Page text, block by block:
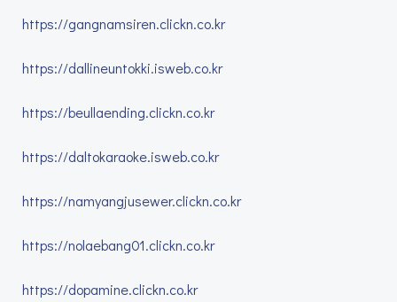
https://gangnamsiren.clickn.co.kr
https://dallineuntokki.isweb.co.kr
https://beullaending.clickn.co.kr
https://daltokaraoke.isweb.co.kr
https://namyangjusewer.clickn.co.kr
https://nolaebang01.clickn.co.kr
https://dopamine.clickn.co.kr